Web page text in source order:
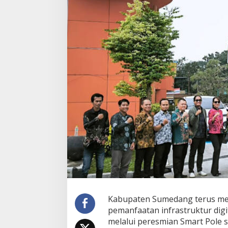
a
g
i
a
n
S
m
a
r
t
P
o
l
e
P
e
m
k
a
b
u
m
e
d
Kabupaten Sumedang terus
pemanfaatan infrastruktur
melalui peresmian Smart Pole